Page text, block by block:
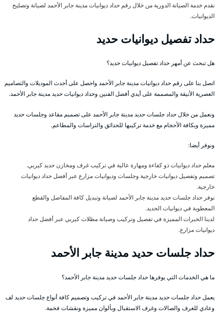
نقدم خدمة الصيانة الدورية من خلال رقم حداد ديوانيات مدينة جابر الأحمد لصيانة وتصليح
الديوانيات.
حداد تفصيل ديوانيات حديد
هل تبحث عن أمهر حداد تفصيل ديوانيات حديد؟
اتصل بنا على رقم حداد ديوانيات مدينة جابر الأحمد واحصل على أحدث الموديلات والتصاميم
العصرية الأنيقة والمصممة على أيدي أفضل الفنين وحداد ديوانيات حديد مدينة جابر الأحمد.
ونعمل من خلال حداد جلسات حديد مدينة جابر الأحمد على تصميم مقاعد وجلسات حديد
مميزة وبكافة الأحجام مع خدمة تركيبها للحدائق والتراسات والمطاعم.
ونوفر أيضا:
معلم حداد ديوانيات ذو كفاءة ومهارة عالية في تركيب غرف ومخازن حديد كيربي.
تصميم وتفصيل ديوانيات خارجية وجلسات وديوانيات مزارع عبر أفضل حداد ديوانيات
خارجية.
نوفر حداد جلسات حديد مدينة جابر الأحمد لصيانة وتبديل كافة المفاصل والقطع
المعطوبة في ديوانيات الحديد.
لدينا الخبرات المميزة في تفصيل وتركيب وصيانة مظلات كيربي عبر أفضل حداد
ديوانيات مزارع.
حداد جلسات حديد مدينة جابر الأحمد
ما هي الخدمات التي يوفرها حداد جلسات حديد مدينة جابر الأحمد؟
يعمل حداد جلسات حديد مدينة جابر الأحمد في تركيب وتصميم كافة أنواع جلسات حديد لف
وعادي للغرف والصالات وغرف الاستقبال وبألوان مميزة ونقشات فخمة.